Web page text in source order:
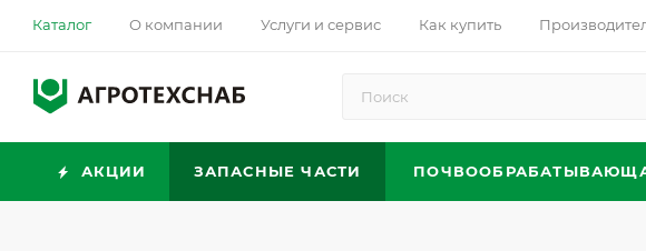
Каталог О компании Услуги и сервис Как купить
АКЦИИ ЗАПАСНЫЕ ЧАСТИ